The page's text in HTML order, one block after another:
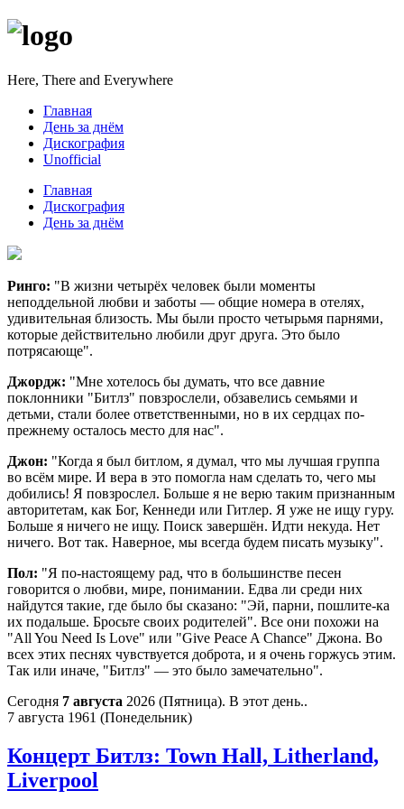
Here, There and Everywhere
Главная
День за днём
Дискография
Unofficial
Главная
Дискография
День за днём
Ринго: "В жизни четырёх человек были моменты
неподдельной любви и заботы — общие номера в отелях,
удивительная близость. Мы были просто четырьмя парнями,
которые действительно любили друг друга. Это было
потрясающе".
Джордж: "Мне хотелось бы думать, что все давние
поклонники "Битлз" повзрослели, обзавелись семьями и
детьми, стали более ответственными, но в их сердцах по-
прежнему осталось место для нас".
Джон: "Когда я был битлом, я думал, что мы лучшая группа
во всём мире. И вера в это помогла нам сделать то, чего мы
добились! Я повзрослел. Больше я не верю таким признанным
авторитетам, как Бог, Кеннеди или Гитлер. Я уже не ищу гуру.
Больше я ничего не ищу. Поиск завершён. Идти некуда. Нет
ничего. Вот так. Наверное, мы всегда будем писать музыку".
Пол: "Я по-настоящему рад, что в большинстве песен
говорится о любви, мире, понимании. Едва ли среди них
найдутся такие, где было бы сказано: "Эй, парни, пошлите-ка
их подальше. Бросьте своих родителей". Все они похожи на
"All You Need Is Love" или "Give Peace A Chance" Джона. Во
всех этих песнях чувствуется доброта, и я очень горжусь этим.
Так или иначе, "Битлз" — это было замечательно".
Сегодня 7 августа 2026 (Пятница). В этот день..
7 августа 1961 (Понедельник)
Концерт Битлз: Town Hall, Litherland,
Liverpool